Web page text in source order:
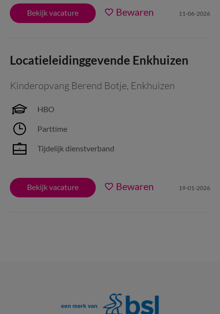
Bekijk vacature Bewaren 11-06-2026
Locatieleidinggevende Enkhuizen
Kinderopvang Berend Botje, Enkhuizen
HBO
Parttime
Tijdelijk dienstverband
Bekijk vacature Bewaren 19-01-2026